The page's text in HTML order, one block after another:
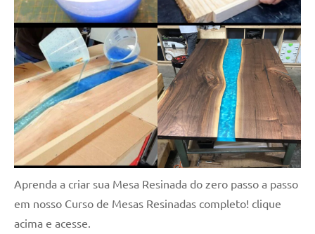
Aprenda a criar sua Mesa Resinada do zero passo a passo
em nosso Curso de Mesas Resinadas completo! clique
acima e acesse.